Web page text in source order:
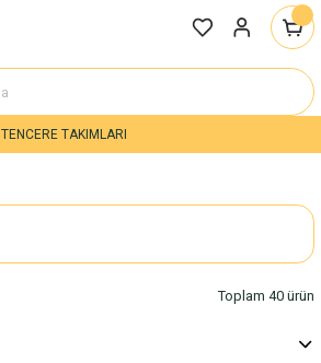
TENCERE TAKIMLARI
Toplam 40 ürün